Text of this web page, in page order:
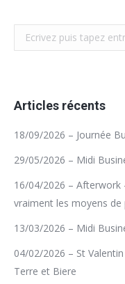
Recherche
Articles récents
18/09/2026 – Journée
29/05/2026 – Midi
16/04/2026 – Afterwork
vraiment les moyens de
13/03/2026 – Midi
04/02/2026 – St
Terre et Biere